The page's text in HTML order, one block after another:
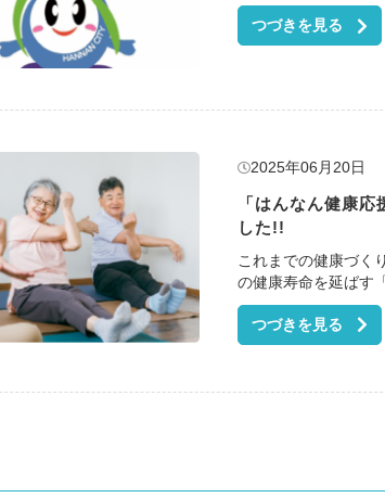
つづきを見る
2025年06月20日
「はんなん健康
した!!
これまでの健康づく
の健康寿命を延ばす
つづきを見る